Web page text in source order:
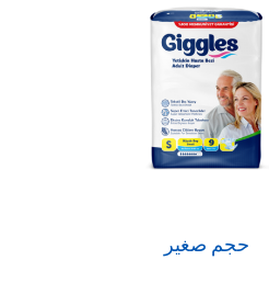
حجم صغير